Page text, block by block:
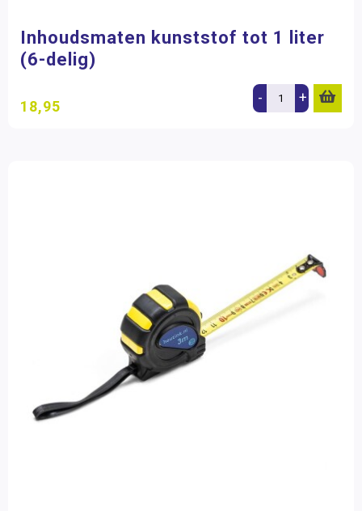
Inhoudsmaten kunststof tot 1 liter
(6-delig)
18,95 - +